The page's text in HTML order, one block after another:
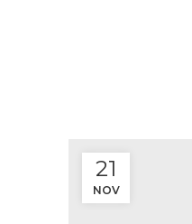
21
NOV